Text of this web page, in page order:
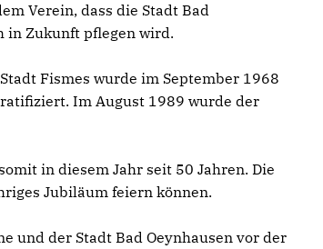
Verein, dass die Stadt Bad
in Zukunft pflegen wird.
Fismes wurde im September 1968
Im August 1989 wurde der
in diesem Jahr seit 50 Jahren. Die
Jubiläum feiern können.
und der Stadt Bad Oeynhausen vor der